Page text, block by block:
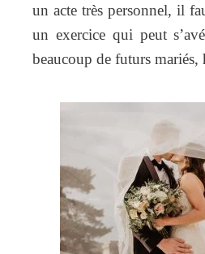
un acte très personnel, il
un exercice qui peut
beaucoup de futurs